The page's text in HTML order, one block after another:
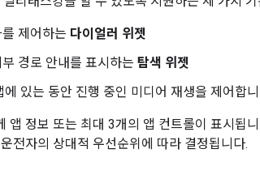
제어하는 다이얼러 위젯
경로 안내를 표시하는 탐색 위젯
에 있는 동안 진행 중인 미디어 재생을 제어합
앱 정보 또는 최대 3개의 앱 컨트롤이 표시됩
전자의 상대적 우선순위에 따라 결정됩니다.